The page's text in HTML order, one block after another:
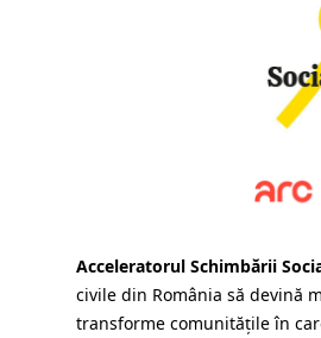
Acceleratorul Schimbării
civile din România să devină
transforme comunitățile în